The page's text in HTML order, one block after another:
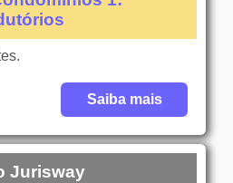
Saiba mais
Jurisway